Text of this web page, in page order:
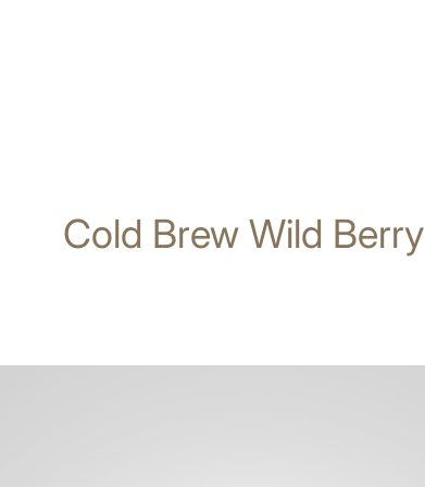
Cold Brew Wild Berry